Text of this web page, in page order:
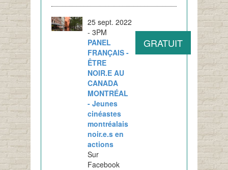
25 sept. 2022
- 3PM
PANEL
FRANÇAIS -
ÊTRE
NOIR.E AU
CANADA
MONTRÉAL
- Jeunes
cinéastes
montréalais
noir.e.s en
actions
Sur
Facebook
GRATUIT